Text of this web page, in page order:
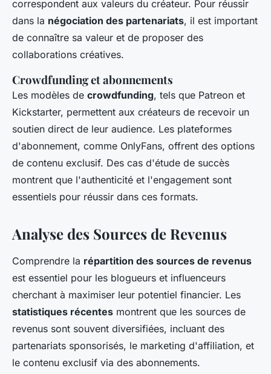
correspondent aux valeurs du créateur. Pour réussir
dans la négociation des partenariats, il est important
de connaître sa valeur et de proposer des
collaborations créatives.
Crowdfunding et abonnements
Les modèles de crowdfunding, tels que Patreon et
Kickstarter, permettent aux créateurs de recevoir un
soutien direct de leur audience. Les plateformes
d'abonnement, comme OnlyFans, offrent des options
de contenu exclusif. Des cas d'étude de succès
montrent que l'authenticité et l'engagement sont
essentiels pour réussir dans ces formats.
Analyse des Sources de Revenus
Comprendre la répartition des sources de revenus
est essentiel pour les blogueurs et influenceurs
cherchant à maximiser leur potentiel financier. Les
statistiques récentes montrent que les sources de
revenus sont souvent diversifiées, incluant des
partenariats sponsorisés, le marketing d'affiliation, et
le contenu exclusif via des abonnements.